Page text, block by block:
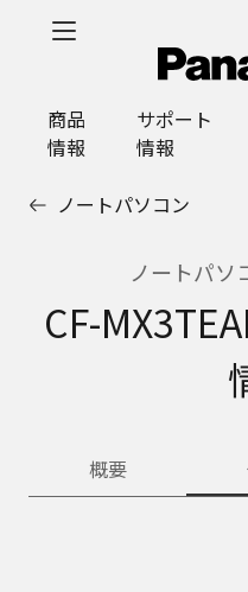
商品
情報
サポート
情報
ノートパソコン
ノートパソ
CF-
概要